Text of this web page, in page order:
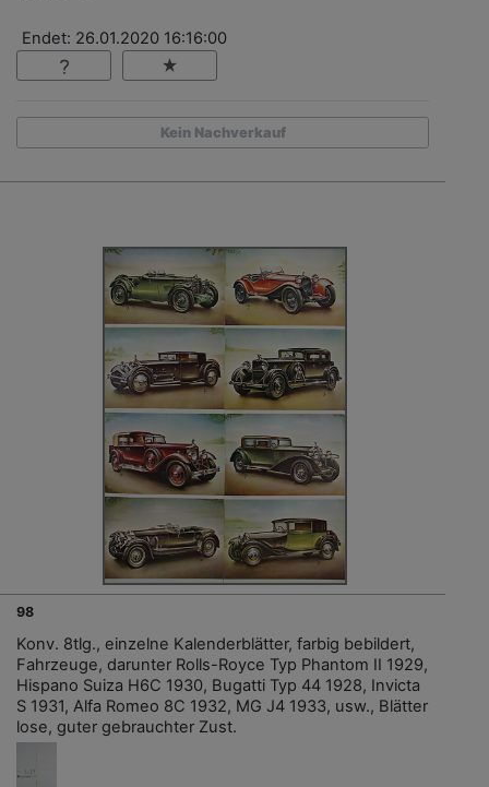
Endet: 26.01.2020 16:16:00
Kein Nachverkauf
98
Konv. 8tlg., einzelne Kalenderblätter, farbig bebildert,
Fahrzeuge, darunter Rolls-Royce Typ Phantom II 1929,
Hispano Suiza H6C 1930, Bugatti Typ 44 1928, Invicta
S 1931, Alfa Romeo 8C 1932, MG J4 1933, usw., Blätter
lose, guter gebrauchter Zust.